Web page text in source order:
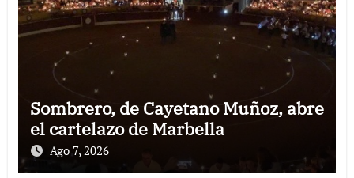
Sombrero, de Cayetano Muñoz, abre
el cartelazo de Marbella
Ago 7, 2026